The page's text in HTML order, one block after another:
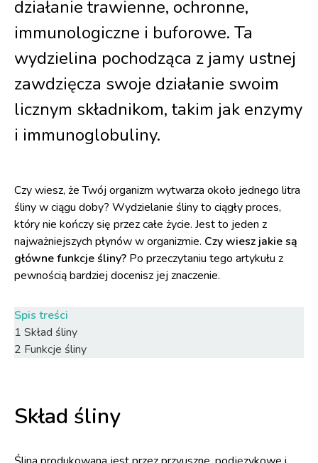
działanie trawienne, ochronne,
immunologiczne i buforowe. Ta
wydzielina pochodząca z jamy ustnej
zawdzięcza swoje działanie swoim
licznym składnikom, takim jak enzymy
i immunoglobuliny.
Czy wiesz, że Twój organizm wytwarza około jednego litra
śliny w ciągu doby? Wydzielanie śliny to ciągły proces,
który nie kończy się przez całe życie. Jest to jeden z
najważniejszych płynów w organizmie. Czy wiesz jakie są
główne funkcje śliny? Po przeczytaniu tego artykułu z
pewnością bardziej docenisz jej znaczenie.
Spis treści
1 Skład śliny
2 Funkcje śliny
Skład śliny